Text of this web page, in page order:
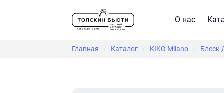
О нас
Главная / Каталог / KIKO Milano / Блеск